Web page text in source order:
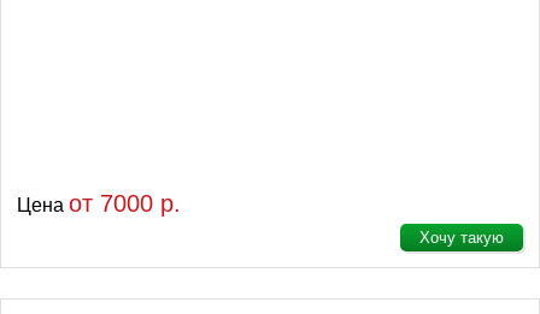
Цена от 7000 р.
Хочу такую